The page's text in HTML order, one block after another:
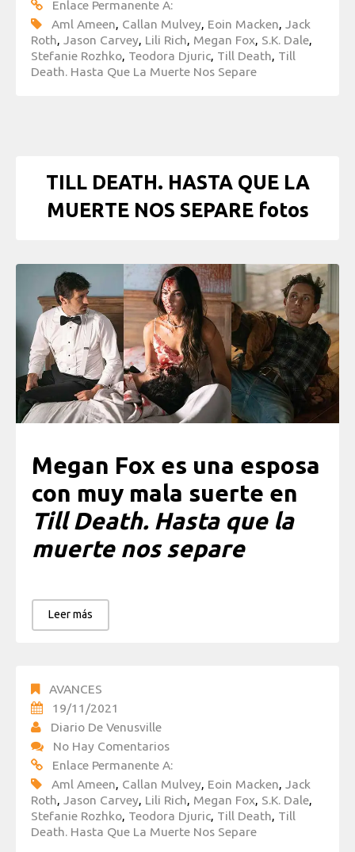
Enlace Permanente A:
Aml Ameen, Callan Mulvey, Eoin Macken, Jack
Roth, Jason Carvey, Lili Rich, Megan Fox, S.K. Dale,
Stefanie Rozhko, Teodora Djuric, Till Death, Till
Death. Hasta Que La Muerte Nos Separe
TILL DEATH. HASTA QUE LA
MUERTE NOS SEPARE fotos
Megan Fox es una esposa
con muy mala suerte en
Till Death. Hasta que la
muerte nos separe
Leer más
AVANCES
19/11/2021
Diario De Venusville
No Hay Comentarios
Enlace Permanente A:
Aml Ameen, Callan Mulvey, Eoin Macken, Jack
Roth, Jason Carvey, Lili Rich, Megan Fox, S.K. Dale,
Stefanie Rozhko, Teodora Djuric, Till Death, Till
Death. Hasta Que La Muerte Nos Separe